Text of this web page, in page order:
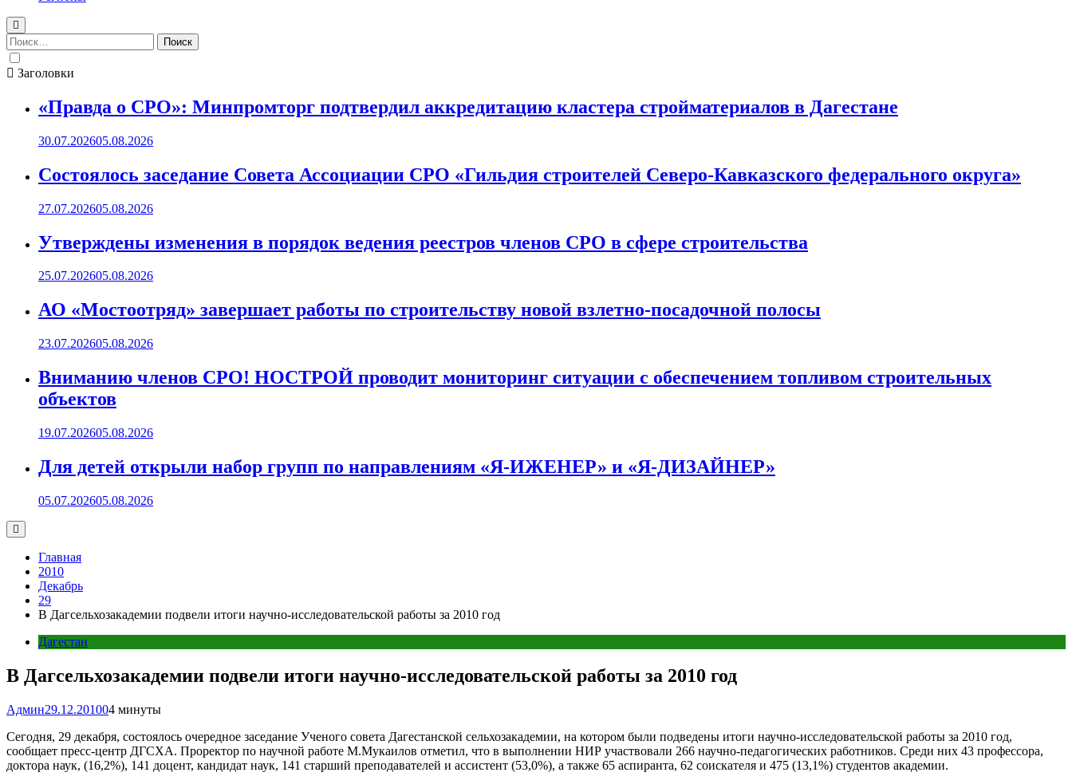
Найти:
Заголовки
«Правда о СРО»: Минпромторг подтвердил аккредитацию кластера стройматериалов в Дагестане
30.07.202605.08.2026
Состоялось заседание Совета Ассоциации СРО «Гильдия строителей Северо-Кавказского федерального округа»
27.07.202605.08.2026
Утверждены изменения в порядок ведения реестров членов СРО в сфере строительства
25.07.202605.08.2026
АО «Мостоотряд» завершает работы по строительству новой взлетно-посадочной полосы
23.07.202605.08.2026
Вниманию членов СРО! НОСТРОЙ проводит мониторинг ситуации с обеспечением топливом строительных
объектов
19.07.202605.08.2026
Для детей открыли набор групп по направлениям «Я-ИЖЕНЕР» и «Я-ДИЗАЙНЕР»
05.07.202605.08.2026
Главная
2010
Декабрь
29
В Дагсельхозакадемии подвели итоги научно-исследовательской работы за 2010 год
Дагестан
В Дагсельхозакадемии подвели итоги научно-исследовательской работы за 2010 год
Админ29.12.201004 минуты
Сегодня, 29 декабря, состоялось очередное заседание Ученого совета Дагестанской сельхозакадемии, на котором были подведены итоги научно-исследовательской работы за 2010 год,
сообщает пресс-центр ДГСХА. Проректор по научной работе М.Мукаилов отметил, что в выполнении НИР участвовали 266 научно-педагогических работников. Среди них 43 профессора,
доктора наук, (16,2%), 141 доцент, кандидат наук, 141 старший преподавателей и ассистент (53,0%), а также 65 аспиранта, 62 соискателя и 475 (13,1%) студентов академии.